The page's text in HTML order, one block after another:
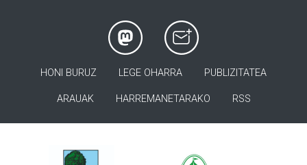
HONI BURUZ LEGE OHARRA PUBLIZITATEA
ARAUAK HARREMANETARAKO RSS